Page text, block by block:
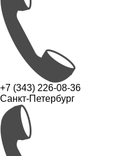
+7 (343) 226-08-36
Санкт-Петербург